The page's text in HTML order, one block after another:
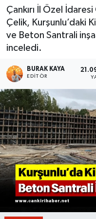
Çankırı İl Özel
Çelik, Kurşunlu’daki
ve Beton Santrali
inceledi.
BURAK KAYA
EDITÖR